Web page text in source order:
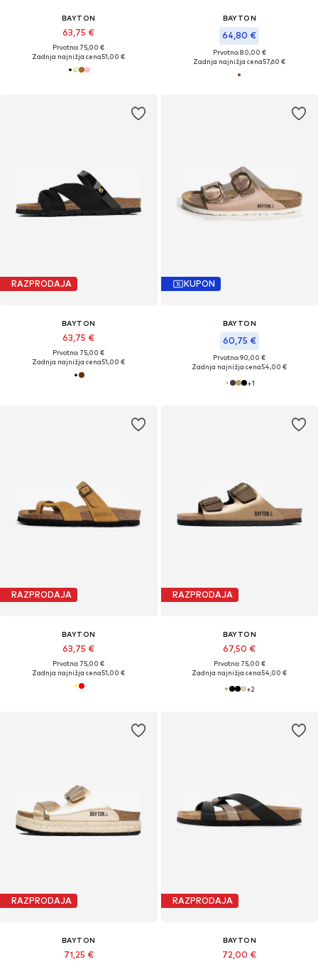
BAYTON
63,75 €
Prvotno: 75,00 €
Zadnja najnižja cena51,00 €
BAYTON
64,80 €
Prvotno: 80,00 €
Zadnja najnižja cena57,60 €
RAZPRODAJA
BAYTON
63,75 €
Prvotno: 75,00 €
Zadnja najnižja cena51,00 €
KUPON
BAYTON
60,75 €
Prvotno: 90,00 €
Zadnja najnižja cena54,00 €
+1
RAZPRODAJA
BAYTON
63,75 €
Prvotno: 75,00 €
Zadnja najnižja cena51,00 €
RAZPRODAJA
BAYTON
67,50 €
Prvotno: 75,00 €
Zadnja najnižja cena54,00 €
+2
RAZPRODAJA
BAYTON
71,25 €
RAZPRODAJA
BAYTON
72,00 €